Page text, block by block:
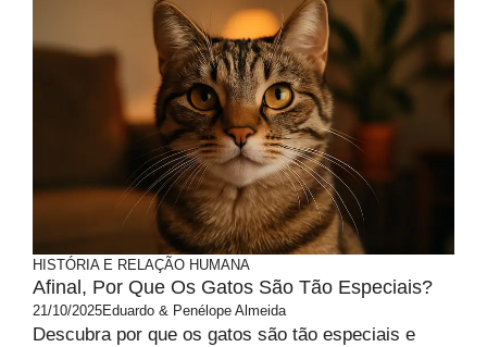
HISTÓRIA E RELAÇÃO HUMANA
Afinal, Por Que Os Gatos São Tão Especiais?
21/10/2025Eduardo & Penélope Almeida
Descubra por que os gatos são tão especiais e